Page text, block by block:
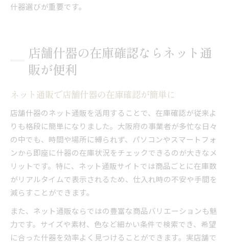
什器選びが重要です。
店舗什器の在庫確認ならネット通
販が便利
ネット通販で店舗什器の在庫確認が簡単に
店舗什器のネット通販を活用することで、在庫確認が従来よ
りも格段に簡単になりました。大阪府の事業者が多忙な日々
の中でも、時間や場所に縛られず、パソコンやスマートフォ
ンから即座に什器の在庫状況をチェックできるのが大きなメ
リットです。特に、ネット通販サイトでは商品ごとに在庫数
がリアルタイムで表示されるため、仕入れ時の不安や手間を
減らすことができます。
また、ネット通販ならではの豊富な商品バリエーションも魅
力です。サイズや素材、色など細かい条件で検索でき、希望
に合った什器を効率よく見つけることができます。実店舗で